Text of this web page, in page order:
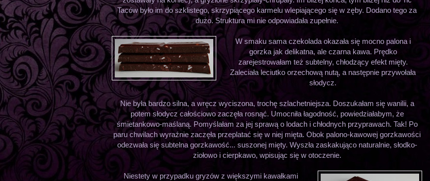
Taców było im do szklistego, skrzypiącego karmelu wlepiającego się w zęby. Dodano tego za
dużo. Struktura mi nie odpowiadała zupełnie.
W smaku sama czekolada okazała się mocno palona i
gorzka jak delikatna, ale czarna kawa. Prędko
zarejestrowałam też subtelny, chłodzący efekt mięty.
Zaleciała leciutko orzechową nutą, a następnie przywołała
słodycz.
Nie była bardzo silna, a wręcz wyciszona, trochę szlachetniejsza. Doszukałam się wanilii, a
potem słodycz całościowo zaczęła rosnąć. Umocniła łagodność, powiedziałabym, że
śmietankowo-maślaną. Pomyślałam za jej sprawą o lodach i chłodnych przyprawach. Tak! Po
paru chwilach wyraźnie zaczęła przeplatać się w niej mięta. Obok palono-kawowej gorzkawości
odezwała się subtelna gorzkawość... suszonej mięty. Wyszła zaskakująco naturalnie, słodko-
ziołowo i cierpkawo, wpisując się w otoczenie.
Niestety w przypadku gryzów z większymi kawałkami